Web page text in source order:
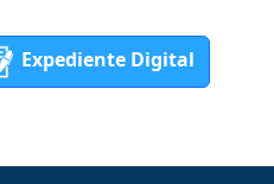
Expediente Digital